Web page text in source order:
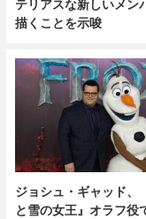
テリアスな新しいメン
描くことを示唆
ジョシュ・ギャッド、
と雪の女王』オラフ役